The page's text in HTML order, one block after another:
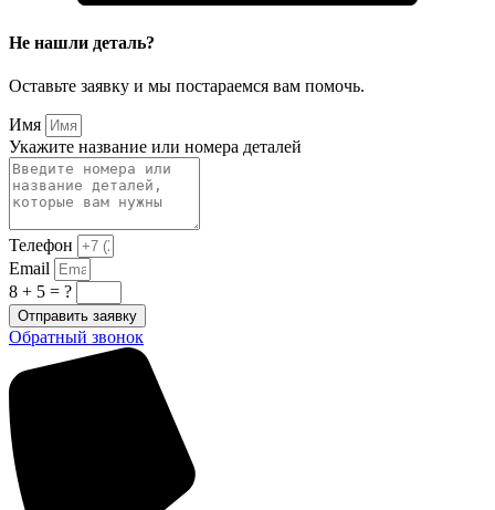
Не нашли деталь?
Оставьте заявку и мы постараемся вам помочь.
Имя
Укажите название или номера деталей
Телефон
Email
8 + 5 = ?
Отправить заявку
Обратный звонок